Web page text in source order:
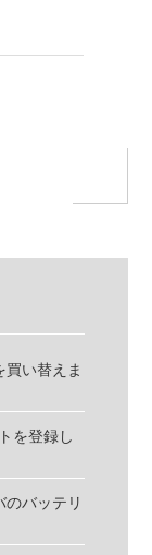
買い替えま
を登録し
のバッテリ